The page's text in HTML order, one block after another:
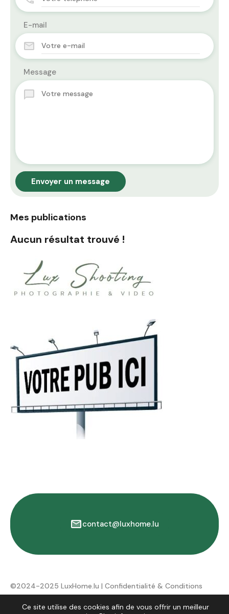
E-mail
Message
Envoyer un message
Mes publications
Aucun résultat trouvé !
contact@luxhome.lu
©2024-2025 LuxHome.lu | Confidentialité & Conditions
d'utilisation
Ce site utilise des cookies afin de vous offrir un meilleur